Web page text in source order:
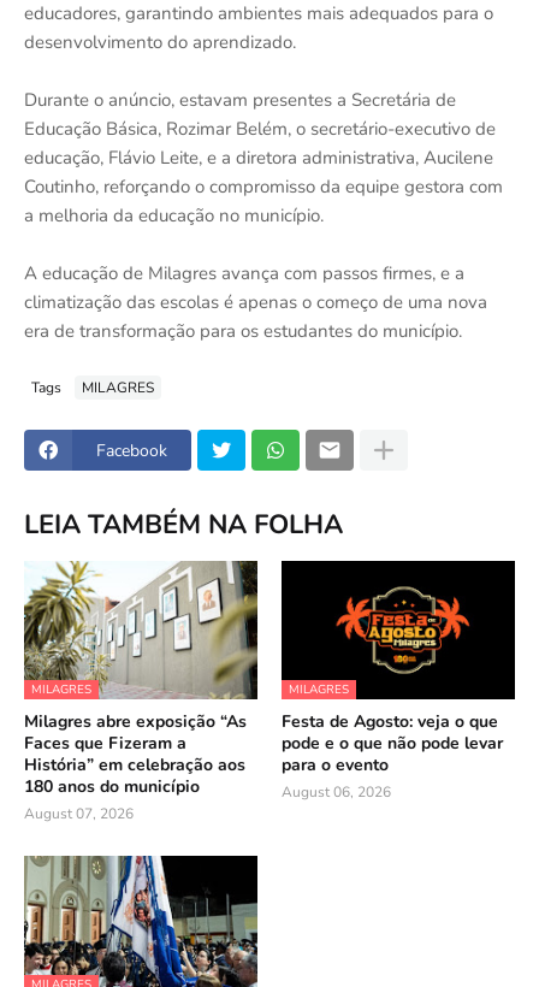
educadores, garantindo ambientes mais adequados para o
desenvolvimento do aprendizado.
Durante o anúncio, estavam presentes a Secretária de
Educação Básica, Rozimar Belém, o secretário-executivo de
educação, Flávio Leite, e a diretora administrativa, Aucilene
Coutinho, reforçando o compromisso da equipe gestora com
a melhoria da educação no município.
A educação de Milagres avança com passos firmes, e a
climatização das escolas é apenas o começo de uma nova
era de transformação para os estudantes do município.
Tags MILAGRES
Facebook
LEIA TAMBÉM NA FOLHA
MILAGRES
Milagres abre exposição “As
Faces que Fizeram a
História” em celebração aos
180 anos do município
August 07, 2026
MILAGRES
Festa de Agosto: veja o que
pode e o que não pode levar
para o evento
August 06, 2026